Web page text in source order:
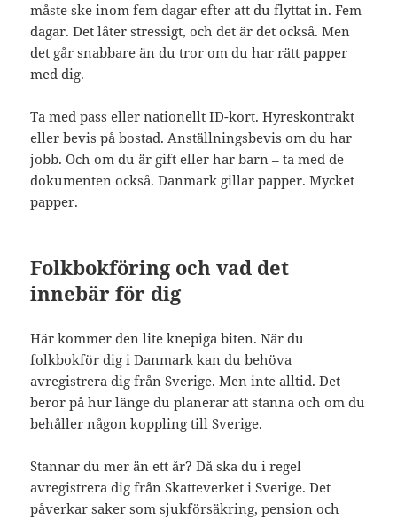
måste ske inom fem dagar efter att du flyttat in. Fem
dagar. Det låter stressigt, och det är det också. Men
det går snabbare än du tror om du har rätt papper
med dig.
Ta med pass eller nationellt ID-kort. Hyreskontrakt
eller bevis på bostad. Anställningsbevis om du har
jobb. Och om du är gift eller har barn – ta med de
dokumenten också. Danmark gillar papper. Mycket
papper.
Folkbokföring och vad det
innebär för dig
Här kommer den lite knepiga biten. När du
folkbokför dig i Danmark kan du behöva
avregistrera dig från Sverige. Men inte alltid. Det
beror på hur länge du planerar att stanna och om du
behåller någon koppling till Sverige.
Stannar du mer än ett år? Då ska du i regel
avregistrera dig från Skatteverket i Sverige. Det
påverkar saker som sjukförsäkring, pension och